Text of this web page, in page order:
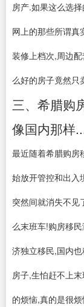
房产.如果这么选
网上的那些所谓真
装修上档次,周边
么好的房子竟然只
三、希腊购
像国内那样
最近随着希腊购房
始放开管控和出入
突然间就消失不见
么末班车!购房移
济独立移民,国内
房子,生怕赶不上
的烦恼,真的是很